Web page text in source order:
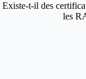
Existe-t-il des
les